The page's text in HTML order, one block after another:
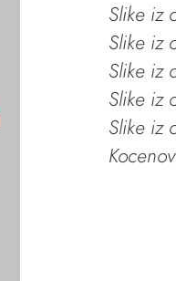
Slike iz
Slike iz
Slike iz
Slike iz
Slike iz